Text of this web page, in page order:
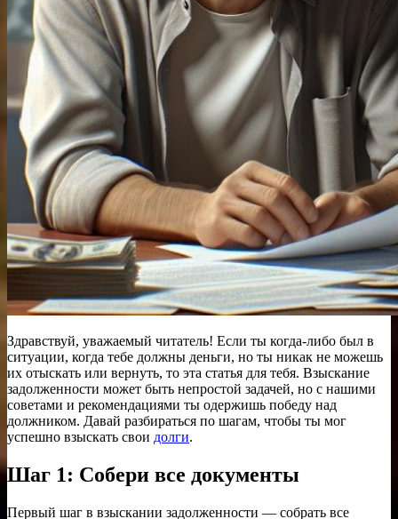
Здравствуй, уважаемый читатель! Если ты когда-либо был в
ситуации, когда тебе должны деньги, но ты никак не можешь
их отыскать или вернуть, то эта статья для тебя. Взыскание
задолженности может быть непростой задачей, но с нашими
советами и рекомендациями ты одержишь победу над
должником. Давай разбираться по шагам, чтобы ты мог
успешно взыскать свои долги.
Шаг 1: Собери все документы
Первый шаг в взыскании задолженности — собрать все